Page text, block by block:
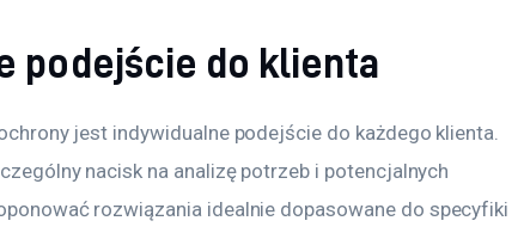
podejście do klienta
jest indywidualne podejście do każdego klienta.
nacisk na analizę potrzeb i potencjalnych
rozwiązania idealnie dopasowane do specyfiki